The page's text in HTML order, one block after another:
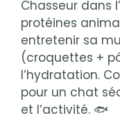
Chasseur dans
protéines
entretenir sa
(croquettes +
l’hydratation.
pour un chat
et l’activité. 🐟